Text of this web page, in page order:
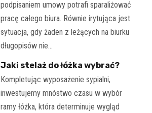
podpisaniem umowy potrafi sparaliżować
pracę całego biura. Równie irytująca jest
sytuacja, gdy żaden z leżących na biurku
długopisów nie…
Jaki stelaż do łóżka wybrać?
Kompletując wyposażenie sypialni,
inwestujemy mnóstwo czasu w wybór
ramy łóżka, która determinuje wygląd